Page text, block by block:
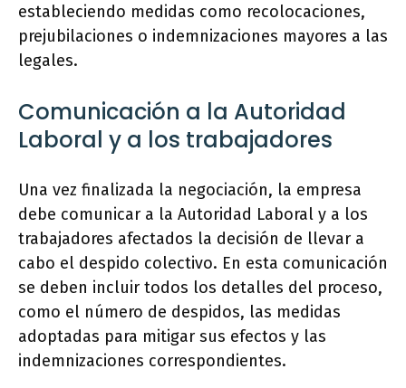
estableciendo medidas como recolocaciones,
prejubilaciones o indemnizaciones mayores a las
legales.
Comunicación a la Autoridad
Laboral y a los trabajadores
Una vez finalizada la negociación, la empresa
debe comunicar a la Autoridad Laboral y a los
trabajadores afectados la decisión de llevar a
cabo el despido colectivo. En esta comunicación
se deben incluir todos los detalles del proceso,
como el número de despidos, las medidas
adoptadas para mitigar sus efectos y las
indemnizaciones correspondientes.